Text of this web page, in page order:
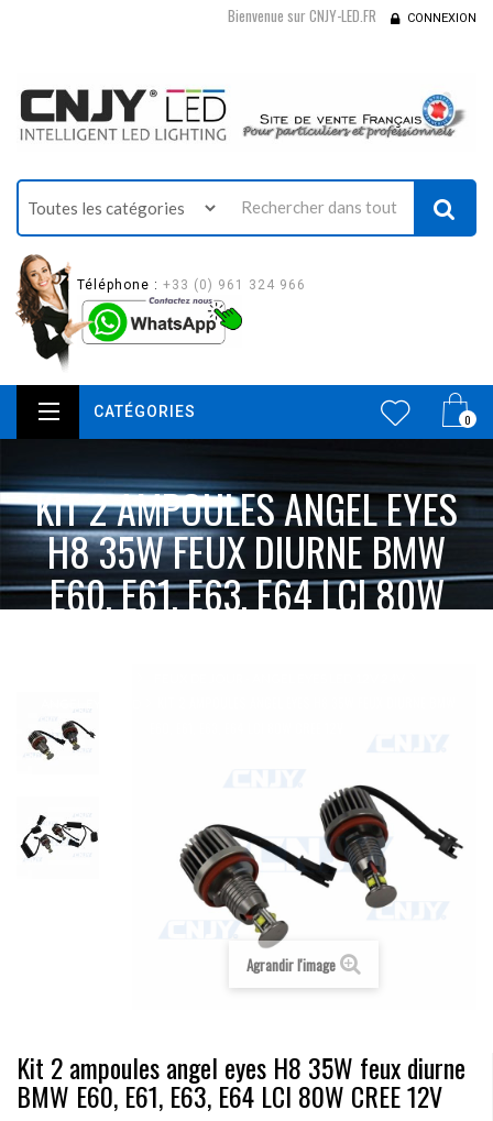
Bienvenue sur CNJY-LED.FR CONNEXION
Téléphone : +33 (0) 961 324 966
0
CATÉGORIES
KIT 2 AMPOULES ANGEL EYES
H8 35W FEUX DIURNE BMW
E60, E61, E63, E64 LCI 80W
Agrandir l'image
Kit 2 ampoules angel eyes H8 35W feux diurne
BMW E60, E61, E63, E64 LCI 80W CREE 12V